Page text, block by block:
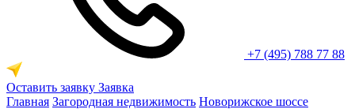
+7 (495) 788 77 88
Оставить заявку Заявка
Главная Загородная недвижимость Новорижское шоссе